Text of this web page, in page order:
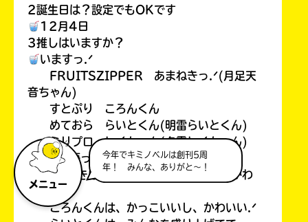
メニュー
今年でキミノベルは創刊5周
年！ みんな、ありがと～！
2誕生日は？設定でもOKです
12月4日
3推しはいますか？
いますっ.ᐟ
FRUITSZIPPER あまねきっ.ᐟ(月足天
音ちゃん)
すとぷり ころんくん
めておら らいとくん(明雷らいとくん)
ミリプロ レイちゃん(夕霧レイちゃん)
4推しを語ってください！
あまねきは、なんかツンデレみたいでかわ
いい.ᐟ
ころんくんは、かっこいいし、かわいい.ᐟ